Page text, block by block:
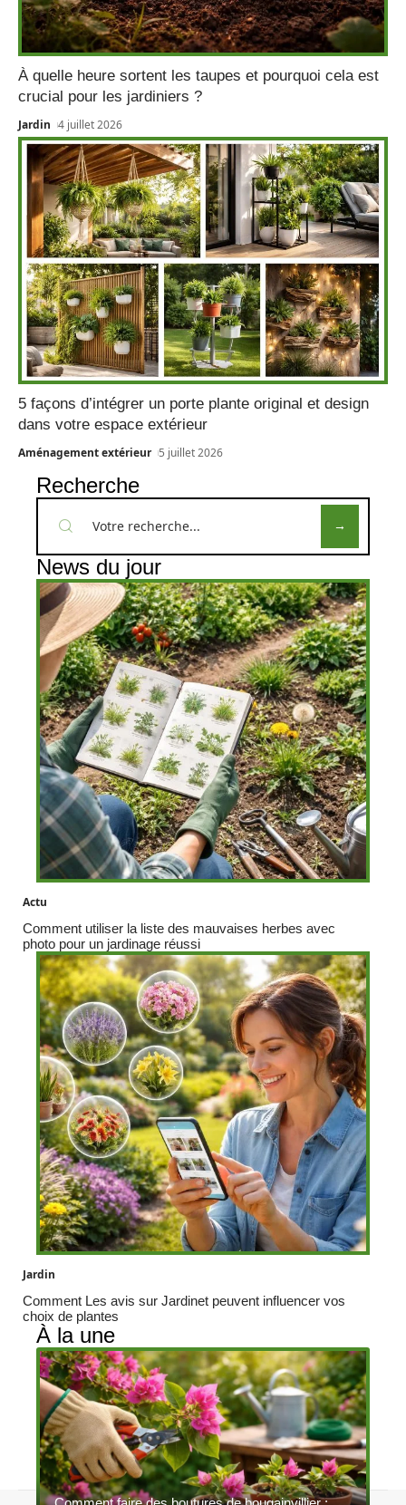
À quelle heure sortent les taupes et pourquoi cela est
crucial pour les jardiniers ?
Jardin 4 juillet 2026
5 façons d’intégrer un porte plante original et design
dans votre espace extérieur
Aménagement extérieur 5 juillet 2026
Recherche
News du jour
Actu
Comment utiliser la liste des mauvaises herbes avec
photo pour un jardinage réussi
Jardin
Comment Les avis sur Jardinet peuvent influencer vos
choix de plantes
À la une